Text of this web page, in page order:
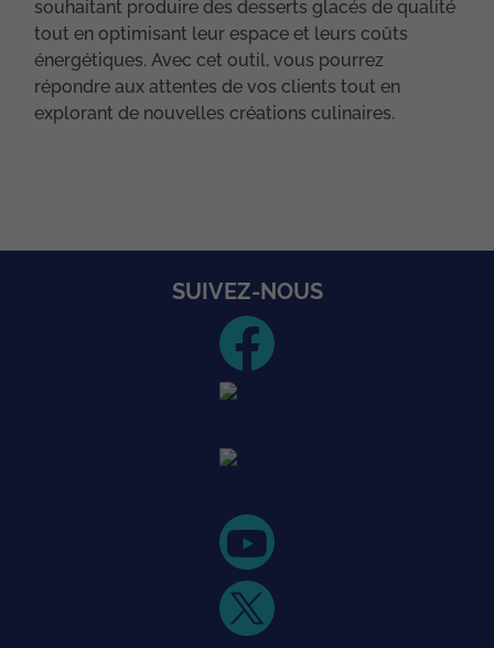
souhaitant produire des desserts glacés de qualité
tout en optimisant leur espace et leurs coûts
énergétiques. Avec cet outil, vous pourrez
répondre aux attentes de vos clients tout en
explorant de nouvelles créations culinaires.
SUIVEZ-NOUS